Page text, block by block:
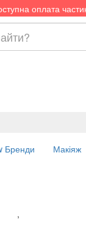
оплата
Бренди Макіяж
,